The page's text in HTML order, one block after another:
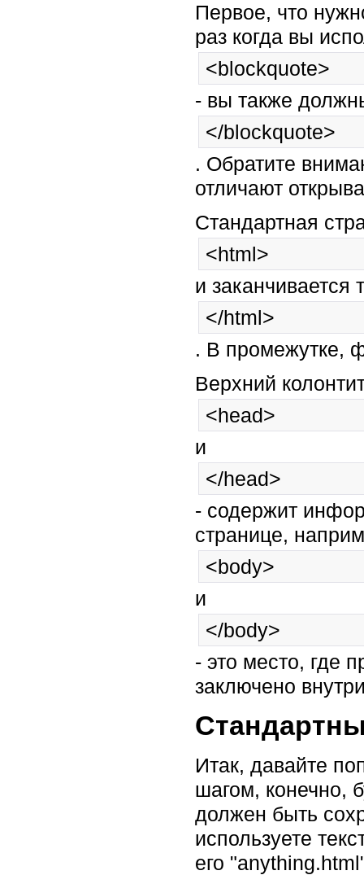
Первое, что
раз когда вы
<blockquote>
- вы также
</blockquote>
. Обратите
отличают
Стандартная
<html>
и заканчивается
</html>
. В промежутке,
Верхний
<head>
и
</head>
- содержит
странице,
<body>
и
</body>
- это место, где
заключено
Итак, давайте
шагом, конечно,
должен быть
используете
его